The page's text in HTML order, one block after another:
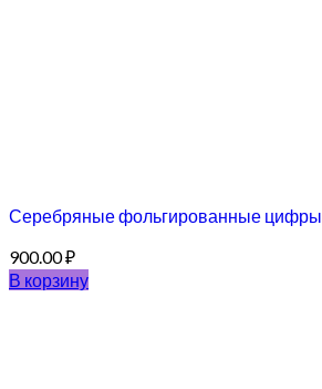
Серебряные фольгированные цифры
900.00₽
В корзину